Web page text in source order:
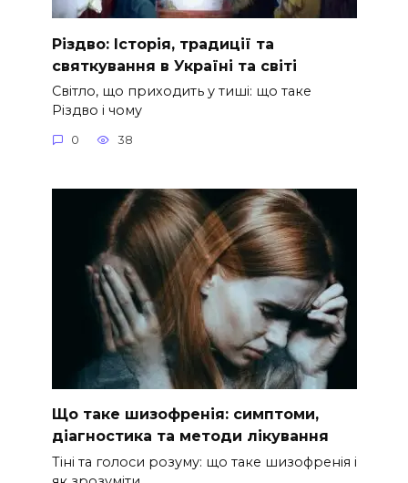
Різдво: Історія, традиції та
святкування в Україні та світі
Світло, що приходить у тиші: що таке
Різдво і чому
0 38
Що таке шизофренія: симптоми,
діагностика та методи лікування
Тіні та голоси розуму: що таке шизофренія і